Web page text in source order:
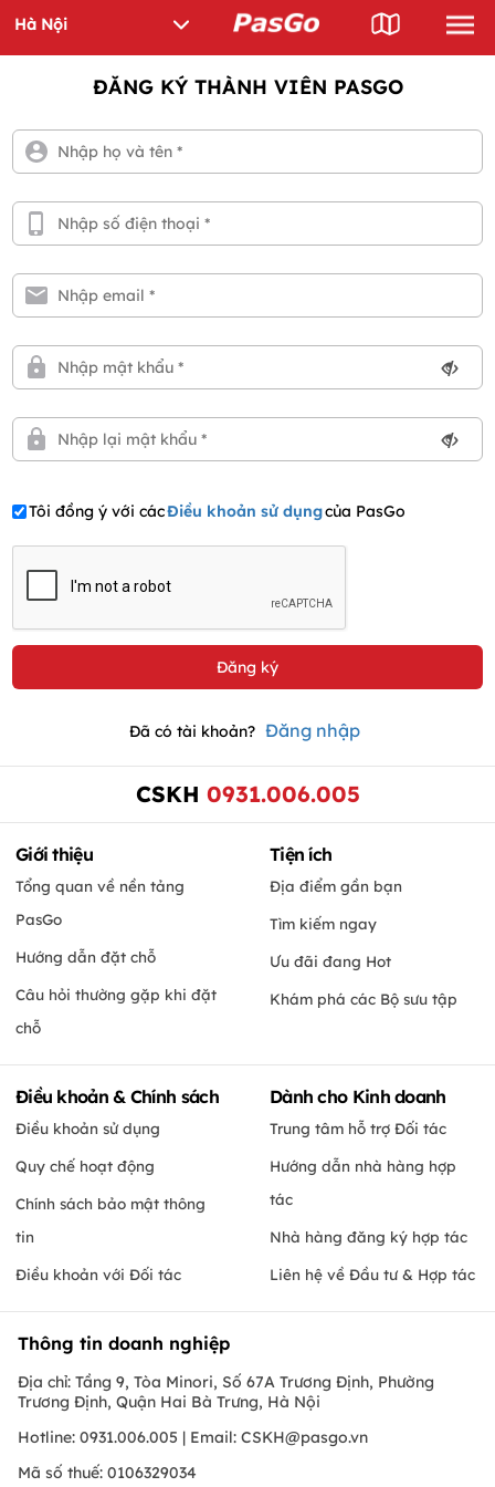
ĐĂNG KÝ THÀNH VIÊN PASGO
Tôi đồng ý với cácĐiều khoản sử dụngcủa PasGo
Đã có tài khoản? Đăng nhập
CSKH 0931.006.005
Giới thiệu
Tổng quan về nền tảng
PasGo
Hướng dẫn đặt chỗ
Câu hỏi thường gặp khi đặt
chỗ
Tiện ích
Địa điểm gần bạn
Tìm kiếm ngay
Ưu đãi đang Hot
Khám phá các Bộ sưu tập
Điều khoản & Chính sách
Điều khoản sử dụng
Quy chế hoạt động
Chính sách bảo mật thông
tin
Điều khoản với Đối tác
Dành cho Kinh doanh
Trung tâm hỗ trợ Đối tác
Hướng dẫn nhà hàng hợp
tác
Nhà hàng đăng ký hợp tác
Liên hệ về Đầu tư & Hợp tác
Thông tin doanh nghiệp
Địa chỉ: Tầng 9, Tòa Minori, Số 67A Trương Định, Phường
Trương Định, Quận Hai Bà Trưng, Hà Nội
Hotline: 0931.006.005 | Email: CSKH@pasgo.vn
Mã số thuế: 0106329034